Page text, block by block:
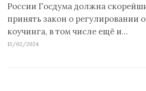
России Госдума должна
принять закон о регулировании
коучинга, в том числе ещё и…
13/02/2024